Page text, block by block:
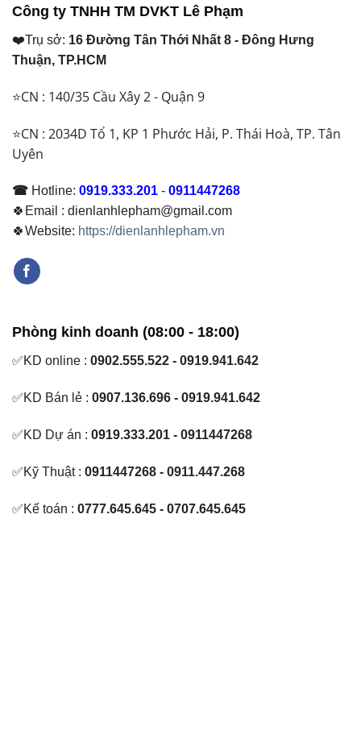
Công ty TNHH TM DVKT Lê Phạm
❤️Trụ sở: 16 Đường Tân Thới Nhất 8 - Đông Hưng
Thuận, TP.HCM
⭐CN : 140/35 Cầu Xây 2 - Quận 9
⭐CN : 2034D Tổ 1, KP 1 Phước Hải, P. Thái Hoà, TP. Tân
Uyên
☎ Hotline: 0919.333.201 - 0911447268
🍀Email : dienlanhlepham@gmail.com
🍀Website: https://dienlanhlepham.vn
Phòng kinh doanh (08:00 - 18:00)
✅KD online : 0902.555.522 - 0919.941.642
✅KD Bán lẻ : 0907.136.696 - 0919.941.642
✅KD Dự án : 0919.333.201 - 0911447268
✅Kỹ Thuật : 0911447268 - 0911.447.268
✅Kế toán : 0777.645.645 - 0707.645.645